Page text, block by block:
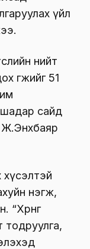
үйл
нийт
51
шадар сайд
Ж.Энхбаяр
хүсэлтэй
нэгж,
тодруулга,